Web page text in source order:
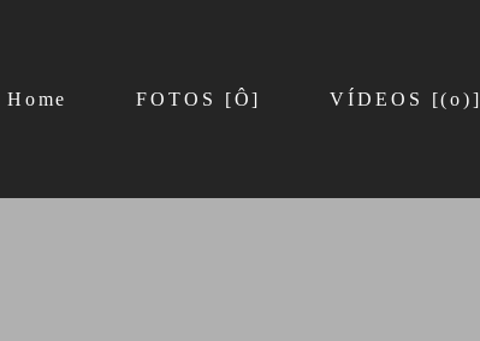
Home FOTOS [Ô] VÍDEOS [(o)]